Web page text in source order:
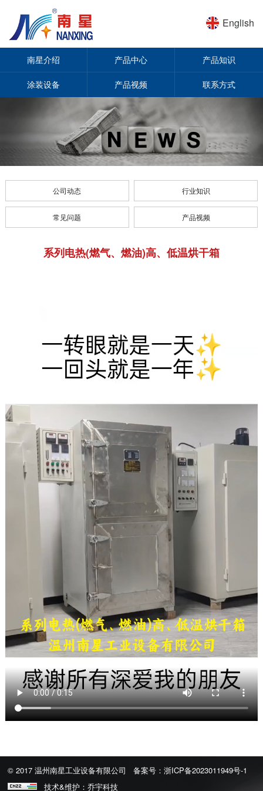
English
南星介绍 产品中心 产品知识
涂装设备 产品视频 联系方式
公司动态 行业知识
常见问题 产品视频
系列电热(燃气、燃油)高、低温烘干箱
© 2017 温州南星工业设备有限公司 备案号：浙ICP备2023011949号-1
技术&维护：乔宇科技